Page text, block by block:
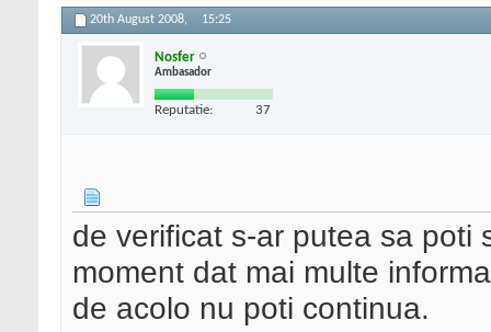
20th August 2008, 15:25
Nosfer
Ambasador
Reputatie: 37
de verificat s-ar putea sa poti
moment dat mai multe
de acolo nu poti continua.